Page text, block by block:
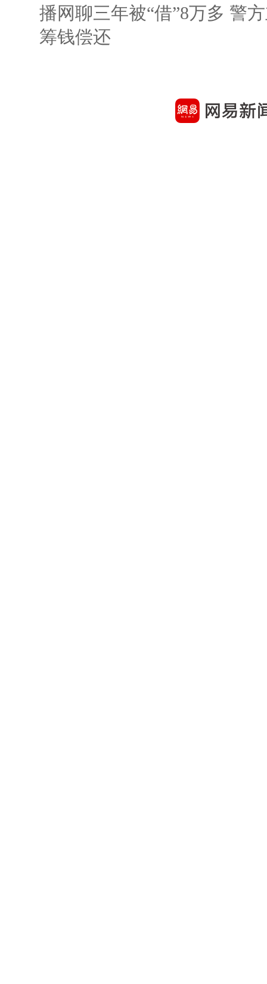
播网聊三年被“借”8万多 警
筹钱偿还